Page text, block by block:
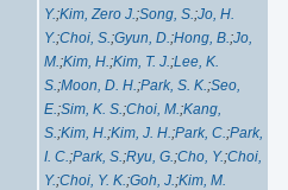
Y.;Kim, Zero J.;Song, S.;Jo, H.
Y.;Choi, S.;Gyun, D.;Hong, B.;Jo,
M.;Kim, H.;Kim, T. J.;Lee, K.
S.;Moon, D. H.;Park, S. K.;Seo,
E.;Sim, K. S.;Choi, M.;Kang,
S.;Kim, H.;Kim, J. H.;Park, C.;Park,
I. C.;Park, S.;Ryu, G.;Cho, Y.;Choi,
Y.;Choi, Y. K.;Goh, J.;Kim, M.